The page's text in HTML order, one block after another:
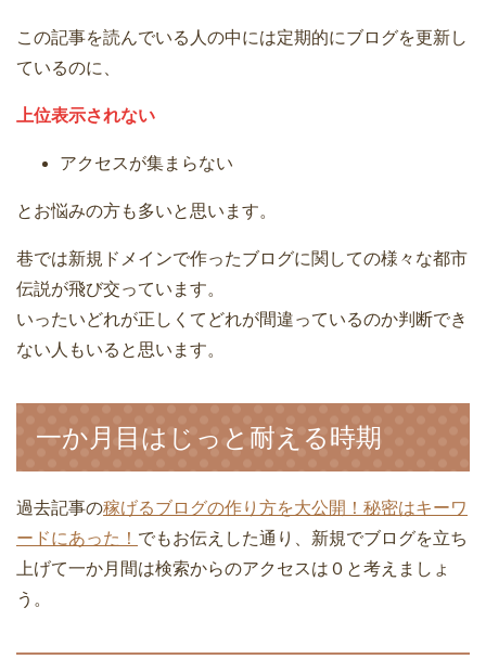
この記事を読んでいる人の中には定期的にブログを更新し
ているのに、
上位表示されない
アクセスが集まらない
とお悩みの方も多いと思います。
巷では新規ドメインで作ったブログに関しての様々な都市
伝説が飛び交っています。
いったいどれが正しくてどれが間違っているのか判断でき
ない人もいると思います。
一か月目はじっと耐える時期
過去記事の稼げるブログの作り方を大公開！秘密はキーワ
ードにあった！ でもお伝えした通り、新規でブログを立ち
上げて一か月間は検索からのアクセスは０と考えましょ
う。